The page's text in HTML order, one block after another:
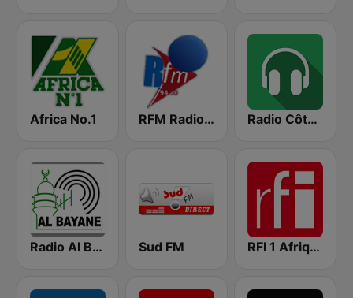
Africa No.1 RFM Radio Futurs Medias 94.0 FM Radio Côte d'Ivoire
Radio Al Bayane Sud FM RFI 1 Afrique